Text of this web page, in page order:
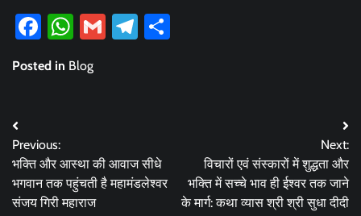
Facebook
WhatsApp
GmailTelegram
Posted in Blog
Post
navigation
Previous:
भक्ति और आस्था की आवाज सीधे
भगवान तक पहुंचती है महामंडलेश्वर
संजय गिरी महाराज
Next:
विचारों एवं संस्कारों में शुद्धता और
भक्ति में सच्चे भाव ही ईश्वर तक जाने
के मार्ग: कथा व्यास श्री श्री सुधा दीदी